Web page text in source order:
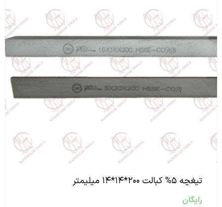
تیغچه ۵% کبالت ۲۰۰*۱۴*۱۴ میلیمتر
رایگان